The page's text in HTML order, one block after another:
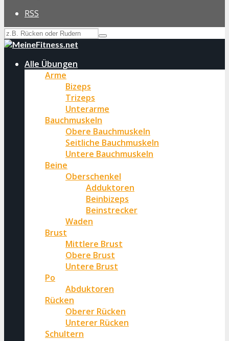
RSS
Alle Übungen
Arme
Bizeps
Trizeps
Unterarme
Bauchmuskeln
Obere Bauchmuskeln
Seitliche Bauchmuskeln
Untere Bauchmuskeln
Beine
Oberschenkel
Adduktoren
Beinbizeps
Beinstrecker
Waden
Brust
Mittlere Brust
Obere Brust
Untere Brust
Po
Abduktoren
Rücken
Oberer Rücken
Unterer Rücken
Schultern